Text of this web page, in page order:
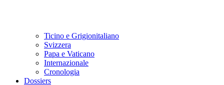
Ticino e Grigionitaliano
Svizzera
Papa e Vaticano
Internazionale
Cronologia
Dossiers